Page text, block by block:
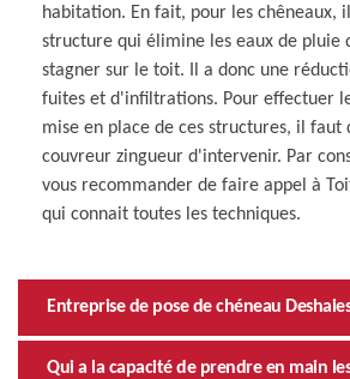
habitation. En fait, pour les chêneaux,
structure qui élimine les eaux de pluie
stagner sur le toit. Il a donc une
fuites et d'infiltrations. Pour effectuer
mise en place de ces structures, il faut
couvreur zingueur d'intervenir. Par
vous recommander de faire appel à
qui connait toutes les techniques.
Entreprise de pose de chéneau Deshaies
Qui a la capacité de prendre en main